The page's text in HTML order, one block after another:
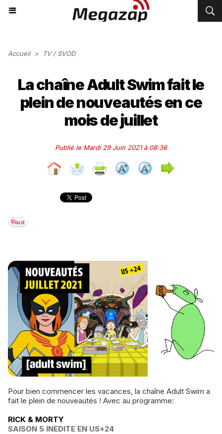
Accueil > TV / SVOD
La chaîne Adult Swim fait le
plein de nouveautés en ce
mois de juillet
Publié le Mardi 29 Juin 2021 à 08:36
Pour bien commencer les vacances, la chaîne Adult Swim a
fait le plein de nouveautés ! Avec au programme:
RICK & MORTY
SAISON 5 INEDITE EN US+24